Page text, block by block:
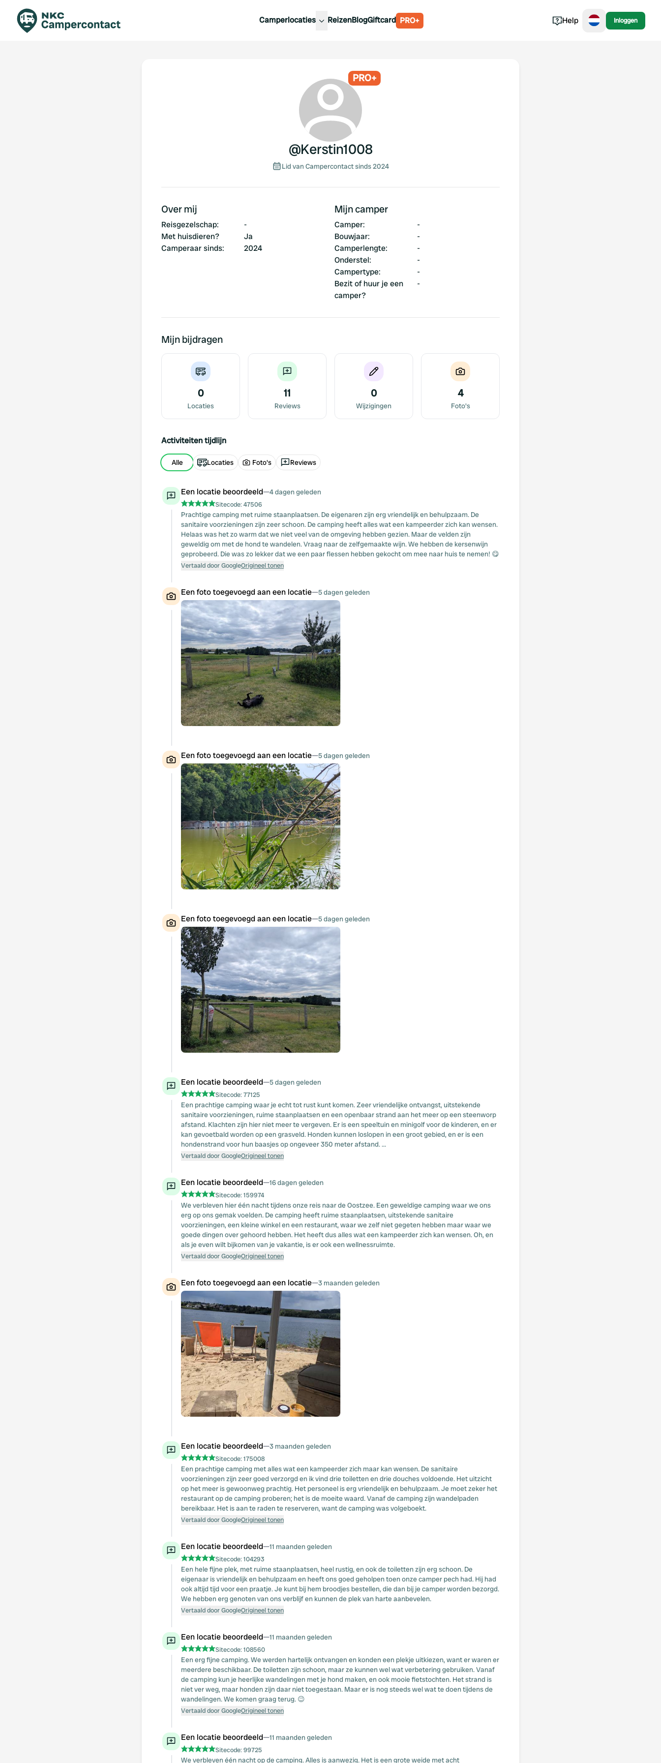
Camperlocaties ReizenBlogGiftcard PRO+ Help Inloggen
PRO+
@Kerstin1008
Lid van Campercontact sinds 2024
Over mij
Reisgezelschap:
-
Met huisdieren?
Ja
Camperaar sinds: 2024
Mijn camper
Camper:
-
Bouwjaar:
-
Camperlengte:
-
Onderstel:
-
Campertype:
-
Bezit of huur je een
camper?
-
Mijn bijdragen
0
Locaties
11
Reviews
0
Wijzigingen
4
Foto's
Activiteiten tijdlijn
Alle Locaties Foto's Reviews
Een locatie beoordeeld—4 dagen geleden
Sitecode:47506
Prachtige camping met ruime staanplaatsen. De eigenaren zijn erg vriendelijk en behulpzaam. De
sanitaire voorzieningen zijn zeer schoon. De camping heeft alles wat een kampeerder zich kan wensen.
Helaas was het zo warm dat we niet veel van de omgeving hebben gezien. Maar de velden zijn
geweldig om met de hond te wandelen. Vraag naar de zelfgemaakte wijn. We hebben de kersenwijn
geprobeerd. Die was zo lekker dat we een paar flessen hebben gekocht om mee naar huis te nemen! 😋
Vertaald door GoogleOrigineel tonen
Een foto toegevoegd aan een locatie—5 dagen geleden
Een foto toegevoegd aan een locatie—5 dagen geleden
Een foto toegevoegd aan een locatie—5 dagen geleden
Een locatie beoordeeld—5 dagen geleden
Sitecode:77125
Een prachtige camping waar je echt tot rust kunt komen. Zeer vriendelijke ontvangst, uitstekende
sanitaire voorzieningen, ruime staanplaatsen en een openbaar strand aan het meer op een steenworp
afstand. Klachten zijn hier niet meer te vergeven. Er is een speeltuin en minigolf voor de kinderen, en er
kan gevoetbald worden op een grasveld. Honden kunnen loslopen in een groot gebied, en er is een
hondenstrand voor hun baasjes op ongeveer 350 meter afstand. ...
Vertaald door GoogleOrigineel tonen
Een locatie beoordeeld—16 dagen geleden
Sitecode:159974
We verbleven hier één nacht tijdens onze reis naar de Oostzee. Een geweldige camping waar we ons
erg op ons gemak voelden. De camping heeft ruime staanplaatsen, uitstekende sanitaire
voorzieningen, een kleine winkel en een restaurant, waar we zelf niet gegeten hebben maar waar we
goede dingen over gehoord hebben. Het heeft dus alles wat een kampeerder zich kan wensen. Oh, en
als je even wilt bijkomen van je vakantie, is er ook een wellnessruimte.
Vertaald door GoogleOrigineel tonen
Een foto toegevoegd aan een locatie—3 maanden geleden
Een locatie beoordeeld—3 maanden geleden
Sitecode:175008
Een prachtige camping met alles wat een kampeerder zich maar kan wensen. De sanitaire
voorzieningen zijn zeer goed verzorgd en ik vind drie toiletten en drie douches voldoende. Het uitzicht
op het meer is gewoonweg prachtig. Het personeel is erg vriendelijk en behulpzaam. Je moet zeker het
restaurant op de camping proberen; het is de moeite waard. Vanaf de camping zijn wandelpaden
bereikbaar. Het is aan te raden te reserveren, want de camping was volgeboekt.
Vertaald door GoogleOrigineel tonen
Een locatie beoordeeld—11 maanden geleden
Sitecode:104293
Een hele fijne plek, met ruime staanplaatsen, heel rustig, en ook de toiletten zijn erg schoon. De
eigenaar is vriendelijk en behulpzaam en heeft ons goed geholpen toen onze camper pech had. Hij had
ook altijd tijd voor een praatje. Je kunt bij hem broodjes bestellen, die dan bij je camper worden bezorgd.
We hebben erg genoten van ons verblijf en kunnen de plek van harte aanbevelen.
Vertaald door GoogleOrigineel tonen
Een locatie beoordeeld—11 maanden geleden
Sitecode:108560
Een erg fijne camping. We werden hartelijk ontvangen en konden een plekje uitkiezen, want er waren er
meerdere beschikbaar. De toiletten zijn schoon, maar ze kunnen wel wat verbetering gebruiken. Vanaf
de camping kun je heerlijke wandelingen met je hond maken, en ook mooie fietstochten. Het strand is
niet ver weg, maar honden zijn daar niet toegestaan. Maar er is nog steeds wel wat te doen tijdens de
wandelingen. We komen graag terug. 😉
Vertaald door GoogleOrigineel tonen
Een locatie beoordeeld—11 maanden geleden
Sitecode:99725
We verbleven één nacht op de camping. Alles is aanwezig. Het is een grote weide met acht